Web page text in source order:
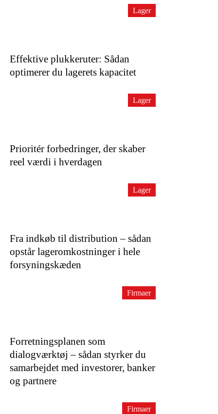
Effektive plukkeruter: Sådan
optimerer du lagerets kapacitet
Lager
Prioritér forbedringer, der skaber
reel værdi i hverdagen
Lager
Fra indkøb til distribution – sådan
opstår lageromkostninger i hele
forsyningskæden
Lager
Forretningsplanen som
dialogværktøj – sådan styrker du
samarbejdet med investorer, banker
og partnere
Firmaer
Firmaer